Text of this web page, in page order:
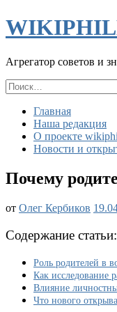
Агрегатор советов и
Найти:
Главная
Наша редакция
О проекте
Новости и
Почему
от Олег Кербиков
Содержание статьи:
Роль родителей в
Как исследование
Влияние
Что нового